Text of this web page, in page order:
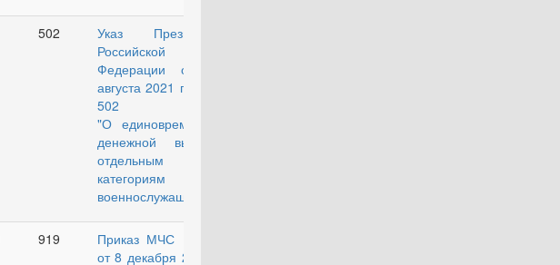
502
Указ Президента
Российской
Федерации от 30
августа 2021 года №
502
"О единовременной
денежной выплате
отдельным
категориям
военнослужащих"
919
Приказ МЧС России
от 8 декабря 2020 г.